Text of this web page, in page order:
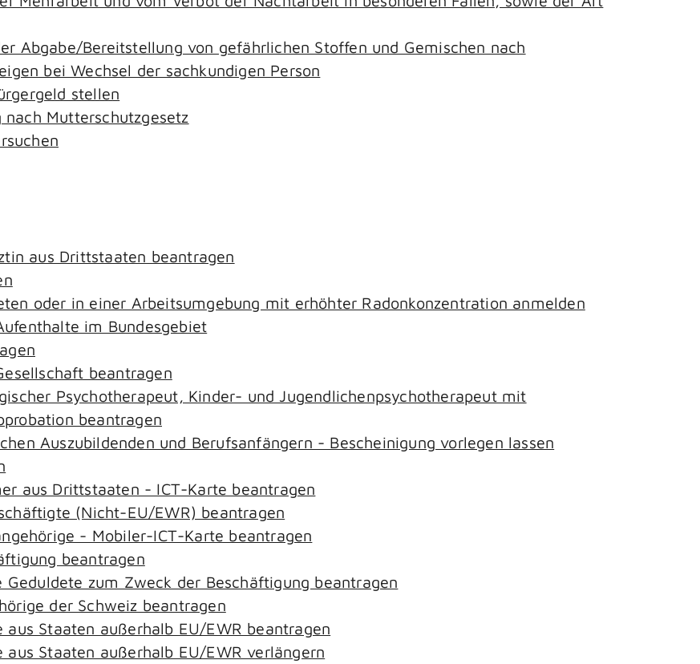
Abgabe/Bereitstellung von gefährlichen Stoffen und Gemischen nach
bei Wechsel der sachkundigen Person
stellen
Mutterschutzgesetz
aus Drittstaaten beantragen
oder in einer Arbeitsumgebung mit erhöhter Radonkonzentration anmelden
im Bundesgebiet
beantragen
Psychotherapeut, Kinder- und Jugendlichenpsychotherapeut mit
beantragen
Auszubildenden und Berufsanfängern - Bescheinigung vorlegen lassen
aus Drittstaaten - ICT-Karte beantragen
(Nicht-EU/EWR) beantragen
- Mobiler-ICT-Karte beantragen
beantragen
zum Zweck der Beschäftigung beantragen
der Schweiz beantragen
Staaten außerhalb EU/EWR beantragen
Staaten außerhalb EU/EWR verlängern